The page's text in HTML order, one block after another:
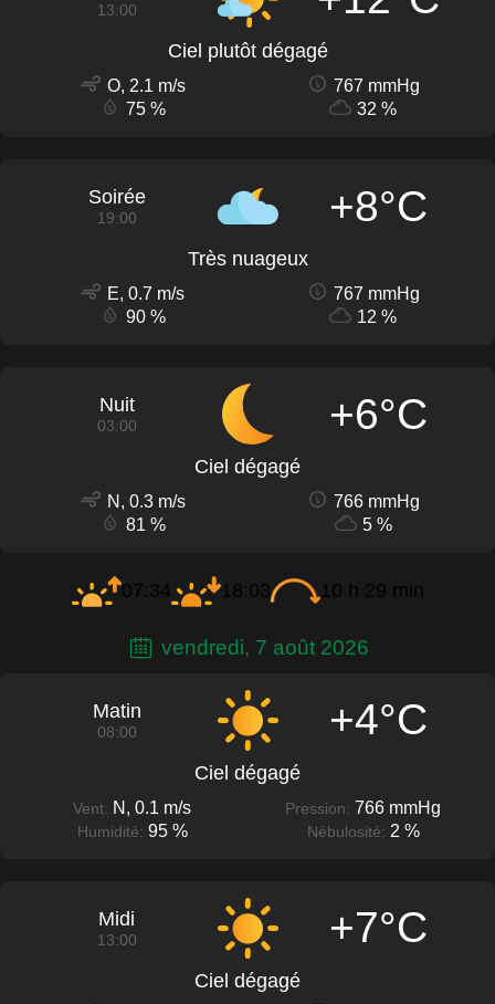
13:00
Ciel plutôt dégagé
O, 2.1 m/s
767 mmHg
75 %
32 %
Soirée
19:00 +8°C
Très nuageux
E, 0.7 m/s
767 mmHg
90 %
12 %
Nuit
03:00 +6°C
Ciel dégagé
N, 0.3 m/s
766 mmHg
81 %
5 %
07:34 18:03 10 h 29 min
vendredi, 7 août 2026
Matin
08:00 +4°C
Ciel dégagé
Vent: N, 0.1 m/s Pression: 766 mmHg
Humidité: 95 % Nébulosité: 2 %
Midi
13:00 +7°C
Ciel dégagé